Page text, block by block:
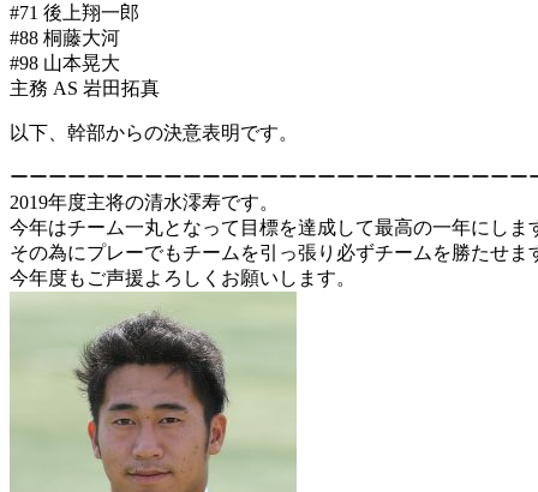
#71 後上翔一郎
#88 桐藤大河
#98 山本晃大
主務 AS 岩田拓真
以下、幹部からの決意表明です。
ーーーーーーーーーーーーーーーーーーーーーーーーーー
2019年度主将の清水澪寿です。
今年はチーム一丸となって目標を達成して最高の一年にしま
その為にプレーでもチームを引っ張り必ずチームを勝たせま
今年度もご声援よろしくお願いします。